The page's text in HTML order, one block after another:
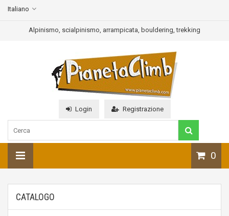
Alpinismo, scialpinismo, arrampicata, bouldering, trekking
Italiano
Login Registrazione
0
CATALOGO